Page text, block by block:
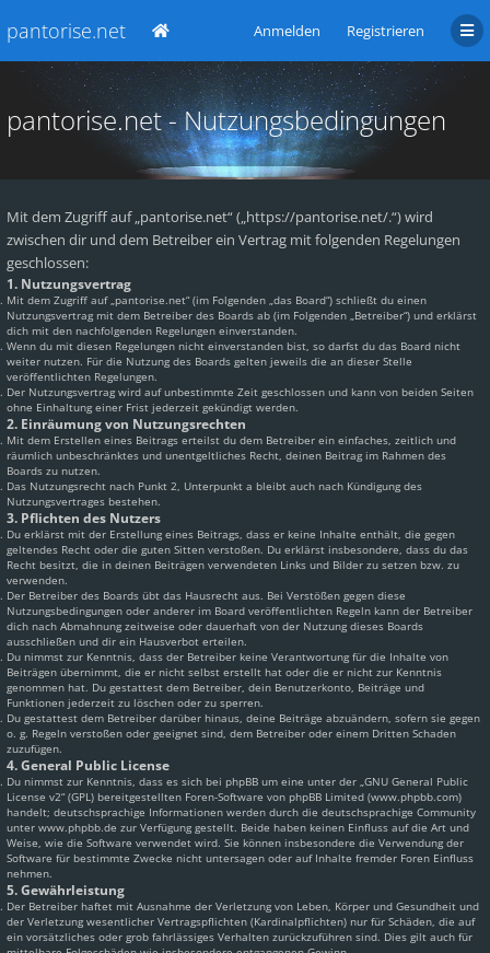
pantorise.net Anmelden Registrieren
pantorise.net - Nutzungsbedingungen
Mit dem Zugriff auf „pantorise.net“ („https://pantorise.net/.“) wird
zwischen dir und dem Betreiber ein Vertrag mit folgenden Regelungen
geschlossen:
1. Nutzungsvertrag
Mit dem Zugriff auf „pantorise.net“ (im Folgenden „das Board“) schließt du einen
Nutzungsvertrag mit dem Betreiber des Boards ab (im Folgenden „Betreiber“) und erklärst
dich mit den nachfolgenden Regelungen einverstanden.
Wenn du mit diesen Regelungen nicht einverstanden bist, so darfst du das Board nicht
weiter nutzen. Für die Nutzung des Boards gelten jeweils die an dieser Stelle
veröffentlichten Regelungen.
Der Nutzungsvertrag wird auf unbestimmte Zeit geschlossen und kann von beiden Seiten
ohne Einhaltung einer Frist jederzeit gekündigt werden.
2. Einräumung von Nutzungsrechten
Mit dem Erstellen eines Beitrags erteilst du dem Betreiber ein einfaches, zeitlich und
räumlich unbeschränktes und unentgeltliches Recht, deinen Beitrag im Rahmen des
Boards zu nutzen.
Das Nutzungsrecht nach Punkt 2, Unterpunkt a bleibt auch nach Kündigung des
Nutzungsvertrages bestehen.
3. Pflichten des Nutzers
Du erklärst mit der Erstellung eines Beitrags, dass er keine Inhalte enthält, die gegen
geltendes Recht oder die guten Sitten verstoßen. Du erklärst insbesondere, dass du das
Recht besitzt, die in deinen Beiträgen verwendeten Links und Bilder zu setzen bzw. zu
verwenden.
Der Betreiber des Boards übt das Hausrecht aus. Bei Verstößen gegen diese
Nutzungsbedingungen oder anderer im Board veröffentlichten Regeln kann der Betreiber
dich nach Abmahnung zeitweise oder dauerhaft von der Nutzung dieses Boards
ausschließen und dir ein Hausverbot erteilen.
Du nimmst zur Kenntnis, dass der Betreiber keine Verantwortung für die Inhalte von
Beiträgen übernimmt, die er nicht selbst erstellt hat oder die er nicht zur Kenntnis
genommen hat. Du gestattest dem Betreiber, dein Benutzerkonto, Beiträge und
Funktionen jederzeit zu löschen oder zu sperren.
Du gestattest dem Betreiber darüber hinaus, deine Beiträge abzuändern, sofern sie gegen
o. g. Regeln verstoßen oder geeignet sind, dem Betreiber oder einem Dritten Schaden
zuzufügen.
4. General Public License
Du nimmst zur Kenntnis, dass es sich bei phpBB um eine unter der „GNU General Public
License v2“ (GPL) bereitgestellten Foren-Software von phpBB Limited (www.phpbb.com)
handelt; deutschsprachige Informationen werden durch die deutschsprachige Community
unter www.phpbb.de zur Verfügung gestellt. Beide haben keinen Einfluss auf die Art und
Weise, wie die Software verwendet wird. Sie können insbesondere die Verwendung der
Software für bestimmte Zwecke nicht untersagen oder auf Inhalte fremder Foren Einfluss
nehmen.
5. Gewährleistung
Der Betreiber haftet mit Ausnahme der Verletzung von Leben, Körper und Gesundheit und
der Verletzung wesentlicher Vertragspflichten (Kardinalpflichten) nur für Schäden, die auf
ein vorsätzliches oder grob fahrlässiges Verhalten zurückzuführen sind. Dies gilt auch für